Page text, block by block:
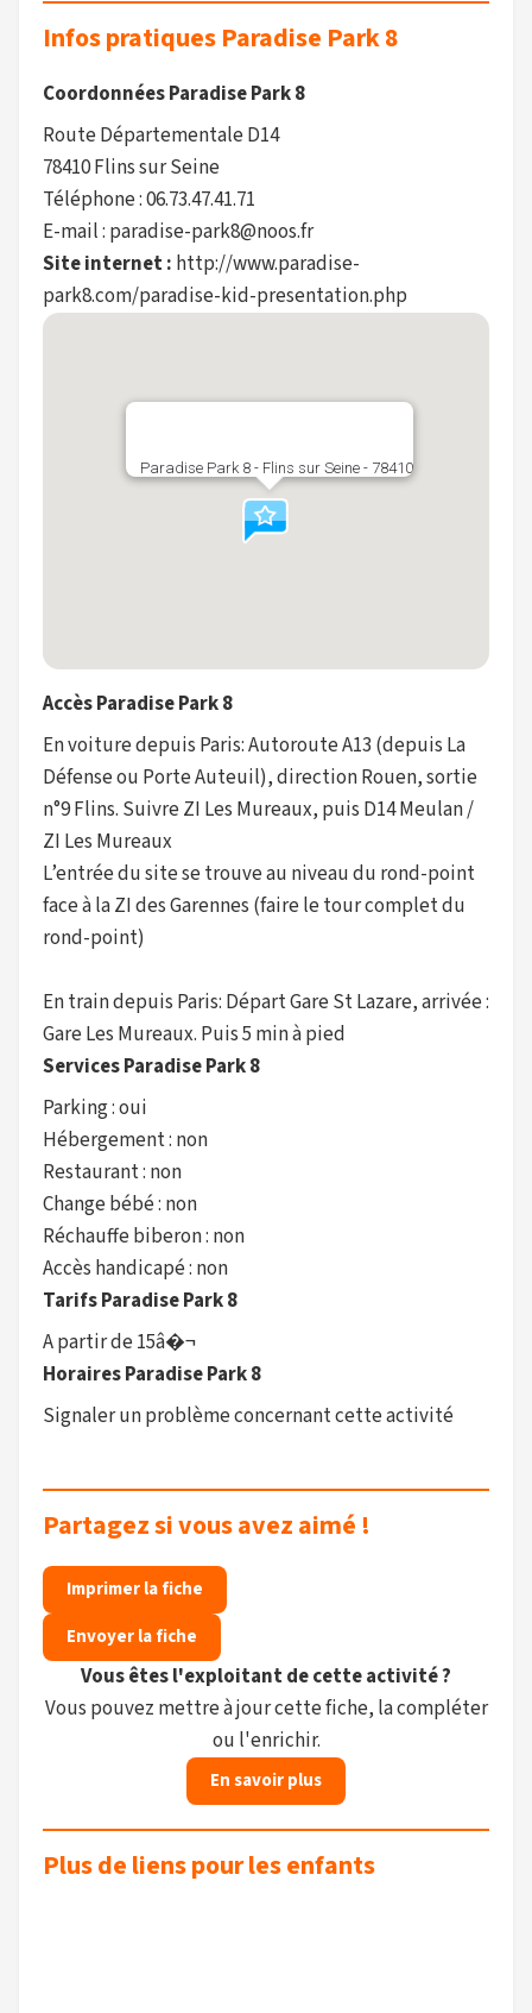
Infos pratiques Paradise Park 8
Coordonnées Paradise Park 8
Route Départementale D14
78410 Flins sur Seine
Téléphone : 06.73.47.41.71
E-mail : paradise-park8@noos.fr
Site internet : http://www.paradise-
park8.com/paradise-kid-presentation.php
Paradise Park 8 - Flins sur Seine - 78410
Accès Paradise Park 8
En voiture depuis Paris: Autoroute A13 (depuis La
Défense ou Porte Auteuil), direction Rouen, sortie
n°9 Flins. Suivre ZI Les Mureaux, puis D14 Meulan /
ZI Les Mureaux
L’entrée du site se trouve au niveau du rond-point
face à la ZI des Garennes (faire le tour complet du
rond-point)
En train depuis Paris: Départ Gare St Lazare, arrivée :
Gare Les Mureaux. Puis 5 min à pied
Services Paradise Park 8
Parking : oui
Hébergement : non
Restaurant : non
Change bébé : non
Réchauffe biberon : non
Accès handicapé : non
Tarifs Paradise Park 8
A partir de 15â�¬
Horaires Paradise Park 8
Signaler un problème concernant cette activité
Partagez si vous avez aimé !
Imprimer la fiche
Envoyer la fiche
Vous êtes l'exploitant de cette activité ?
Vous pouvez mettre à jour cette fiche, la compléter
ou l'enrichir.
En savoir plus
Plus de liens pour les enfants